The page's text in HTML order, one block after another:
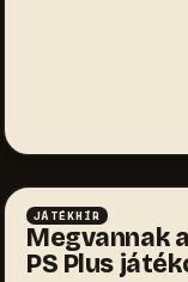
JÁTÉKHÍR
Megvannak
PS Plus